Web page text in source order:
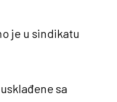
je u sindikatu
sa